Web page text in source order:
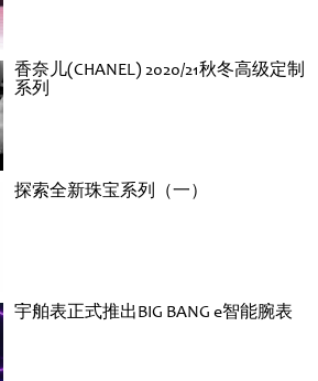
香奈儿(CHANEL) 2020/21秋冬高级定制
系列
探索全新珠宝系列（一）
宇舶表正式推出BIG BANG e智能腕表